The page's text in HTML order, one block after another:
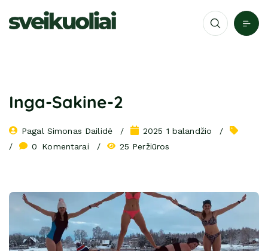
Inga-Sakine-2
Pagal Simonas Dailidė
2025 1 balandžio
0
Komentarai 25 Peržiūros